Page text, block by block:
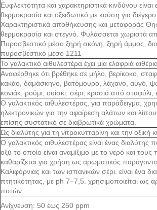
Ευφλεκτότητα και χαρακτηριστικά κινδύνου
θερμοκρασία και οξειδωτικό με καύση για
Χαρακτηριστικά αποθήκευσης και μεταφοράς
θερμοκρασία και στεγνό. Φυλάσσεται χωριστά
Πυροσβεστικό μέσο ξηρή σκόνη, ξηρή άμμος,
πυροσβεστικό μέσο 1211
Το γαλακτικό αιθυλεστέρα έχει μια ελαφριά
Αναφέρθηκε ότι βρέθηκε σε μήλο, βερίκοκο,
κακάο, δαμάσκηνο, βατόμουρο, λάχανο, αυγό,
κονιάκ, ρούμι, ουίσκι, σέρι, κρασιά από
Ο γαλακτικός αιθυλεστέρας, για παράδειγμα,
ηλεκτρονικών για την αφαίρεση αλάτων και
επίσης συστατικό σε διαβρωτικά χρώματα.
Ως διαλύτης για τη νιτροκυτταρίνη και την οξική
Ο γαλακτικός αιθυλεστέρας είναι ένας
οξύ το οποίο είναι αναμίξιμο με το νερό και
καθαρίζεται για χρήση ως αρωματικός
Καλιφόρνιας και των ισπανικών σέρι. είναι ένα
πτητικότητας, με ph 7–7,5. χρησιμοποιείται ως
ποτών.
Ανίχνευση: 50 έως 250 ppm